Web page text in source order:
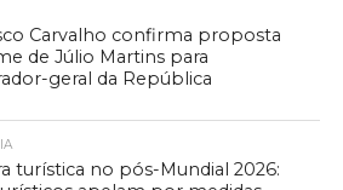
Carvalho confirma proposta
de Júlio Martins para
geral da República
turística no pós-Mundial 2026: